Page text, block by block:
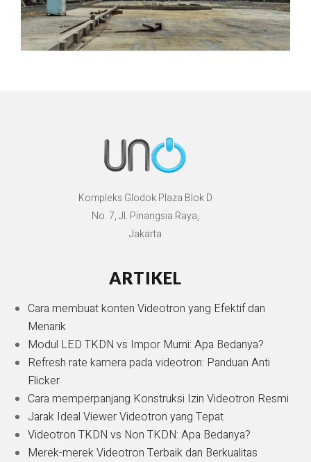
Kompleks Glodok Plaza Blok D
No. 7, Jl. Pinangsia Raya,
Jakarta
ARTIKEL
Cara membuat konten Videotron yang Efektif dan
Menarik
Modul LED TKDN vs Impor Murni: Apa Bedanya?
Refresh rate kamera pada videotron: Panduan Anti
Flicker
Cara memperpanjang Konstruksi Izin Videotron Resmi
Jarak Ideal Viewer Videotron yang Tepat
Videotron TKDN vs Non TKDN: Apa Bedanya?
Merek-merek Videotron Terbaik dan Berkualitas